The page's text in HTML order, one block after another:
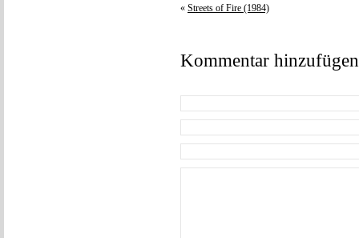
« Streets of Fire (1984)
Kommentar hinzufügen